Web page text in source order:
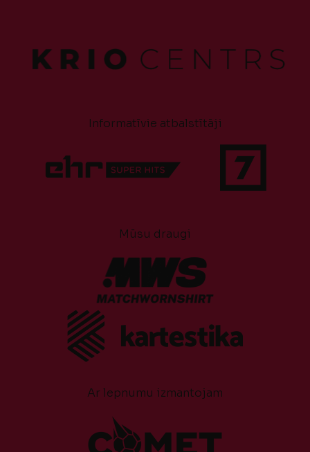
Informatīvie atbalstītāji
Mūsu draugi
Ar lepnumu izmantojam